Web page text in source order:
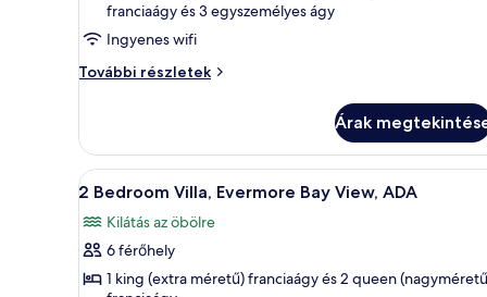
Story
Tower
Evermore
Bay
View,
ADA
franciaágy és 3 egyszemélyes ágy
Ingyenes wifi
További részletek
5-
Premium
Evermore
Bay
ADA
további
Árak
A
következő
szoba
összes
képének
Egy szállodai szoba két
6
2 Bedroom Villa, Evermore Bay View, ADA
Kilátás az öbölre
6 férőhely
1 king (extra méretű) franciaágy és 2 queen